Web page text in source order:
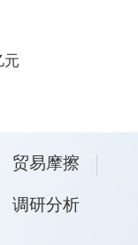
元
贸易摩擦
调研分析